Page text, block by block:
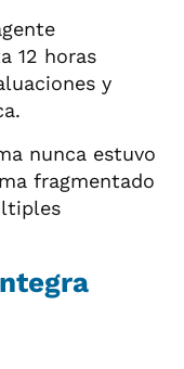
12 horas
y
nunca estuvo
fragmentado